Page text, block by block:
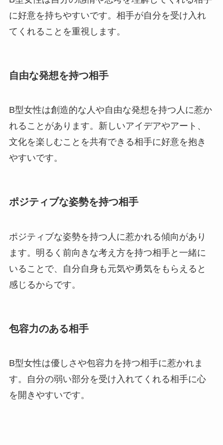
に好意を持ちやすいです。相手が自分を受け入れ
てくれることを重視します。
自由な発想を持つ相手
B型女性は創造的な人や自由な発想を持つ人に惹か
れることがあります。新しいアイデアやアート、
文化を楽しむことを共有できる相手に好意を抱き
やすいです。
ポジティブな姿勢を持つ相手
ポジティブな姿勢を持つ人に惹かれる傾向があり
ます。明るく前向きな考え方を持つ相手と一緒に
いることで、自分自身も元気や勇気をもらえると
感じるからです。
包容力のある相手
B型女性は優しさや包容力を持つ相手に惹かれま
す。自分の弱い部分を受け入れてくれる相手に心
を開きやすいです。